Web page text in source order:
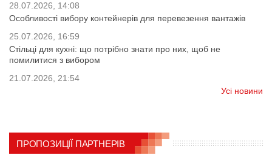
28.07.2026, 14:08
Особливості вибору контейнерів для перевезення вантажів
25.07.2026, 16:59
Стільці для кухні: що потрібно знати про них, щоб не
помилитися з вибором
21.07.2026, 21:54
Усі новини
ПРОПОЗИЦІЇ ПАРТНЕРІВ